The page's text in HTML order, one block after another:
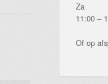
Za
11:00 –
Of op